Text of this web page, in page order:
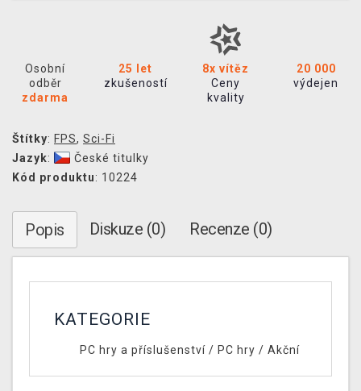
Osobní
odběr
zdarma
25 let
zkušeností
8x vítěz
Ceny
kvality
20 000
výdejen
Štítky: FPS, Sci-Fi
Jazyk:
České titulky
Kód produktu: 10224
Popis Diskuze (0) Recenze (0)
KATEGORIE
PC hry a příslušenství/ PC hry / Akční